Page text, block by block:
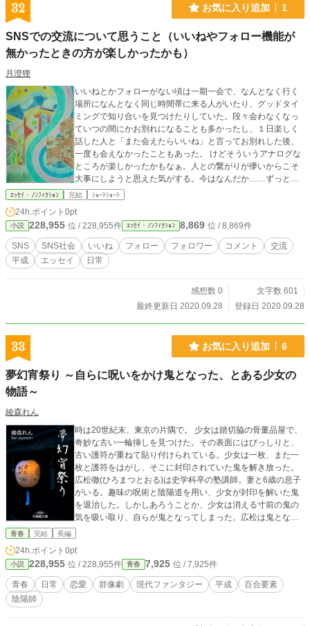
32 お気に入り追加 1
SNSでの交流について思うこと（いいねやフォロー機能が
無かったときの方が楽しかったかも）
月澄狸
いいねとかフォローがない頃は一期一会で、なんとなく行く
場所になんとなく同じ時間帯に来る人がいたり、グッドタイ
ミングで知り合いを見つけたりしていた。段々会わなくなっ
ていつの間にかお別れになることも多かったし、１日楽しく
話した人と「また会えたらいいね」と言ってお別れした後、
一度も会えなかったこともあった。 けどそういうアナログな
ところが楽しかったかもなぁ。人との繋がりが儚いからこそ
大事にしようと思えた気がする。今はなんだか……ずっと繋
がってはいるけれど、一つ一つの繋がりが希薄だ。私のいい
意味か、分からないままいいねを押し合っている。 いいねを
押すのに１回５分かかるとしたら、１０人で５０分か。それ
を毎日繰り返す。相手の人はどう思っているんだろう。この
時間ってなんだろう。ふと空しくなってくる。
ｴｯｾｲ・ﾉﾝﾌｨｸｼｮﾝ 完結 ｼｮｰﾄｼｮｰﾄ
24h.ポイント 0pt
小説 228,955 位 / 228,955件 ｴｯｾｲ・ﾉﾝﾌｨｸｼｮﾝ 8,869 位 / 8,869件
SNS SNS社会 いいね フォロー フォロワー コメント
交流
平成
エッセイ 日常
感想数 0
文字数 601
最終更新日 2020.09.28
登録日 2020.09.28
33 お気に入り追加 6
夢幻宵祭り ～自らに呪いをかけ鬼となった、とある少女の
物語～
綾森れん
時は20世紀末、東京の片隅で。 少女は踏切脇の骨董品屋で、
奇妙な古い一輪挿しを見つけた。その表面にはびっしりと、
古い護符が重ねて貼り付けられている。少女は一枚、また一
枚と護符をはがし、そこに封印されていた鬼を解き放った。
広松徹(ひろまつとおる)は史学科卒の塾講師。妻と6歳の息子
がいる。趣味の呪術と陰陽道を用い、少女が封印を解いた鬼
を退治した。しかしあろうことか、少女は消える寸前の鬼の
気を吸い取り、自らが鬼となってしまった。広松は鬼となっ
た少女を救うため、独自に調査をはじめる。 遥(ハルカ)は国
ューを目指したものの、社交的な自分を演じられず疲れ果て
ている。現実逃避したくてしょうがないある日の夜、誰もい
ないはずの一人暮らしのアパートに、夜響(やきょう)と名乗る
「鬼」があらわれた。夜響は空を飛び、月まで連れて行って
青春 完結 長編
24h.ポイント 0pt
小説 228,955 位 / 228,955件 青春 7,925 位 / 7,925件
青春 日常 恋愛 群像劇 現代ファンタジー 平成
百合要素
陰陽師